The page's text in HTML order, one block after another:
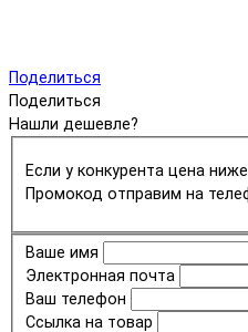
Поделиться
Поделиться
Нашли дешевле?
Если у конкурента цена
Промокод отправим на
Ваше имя
Электронная почта
Ваш телефон
Ссылка на товар